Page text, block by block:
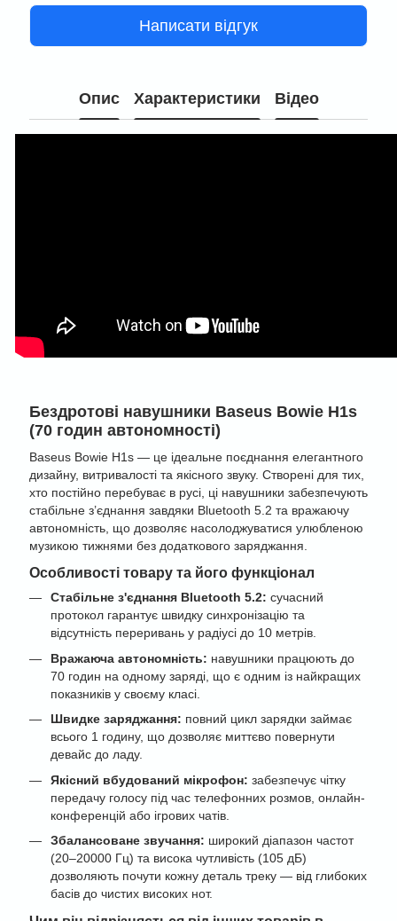
Написати відгук
Опис Характеристики Відео
Бездротові навушники Baseus Bowie H1s
(70 годин автономності)
Baseus Bowie H1s — це ідеальне поєднання елегантного
дизайну, витривалості та якісного звуку. Створені для тих,
хто постійно перебуває в русі, ці навушники забезпечують
стабільне з’єднання завдяки Bluetooth 5.2 та вражаючу
автономність, що дозволяє насолоджуватися улюбленою
музикою тижнями без додаткового заряджання.
Особливості товару та його функціонал
Стабільне з'єднання Bluetooth 5.2: сучасний
протокол гарантує швидку синхронізацію та
відсутність переривань у радіусі до 10 метрів.
Вражаюча автономність: навушники працюють до
70 годин на одному заряді, що є одним із найкращих
показників у своєму класі.
Швидке заряджання: повний цикл зарядки займає
всього 1 годину, що дозволяє миттєво повернути
девайс до ладу.
Якісний вбудований мікрофон: забезпечує чітку
передачу голосу під час телефонних розмов, онлайн-
конференцій або ігрових чатів.
Збалансоване звучання: широкий діапазон частот
(20–20000 Гц) та висока чутливість (105 дБ)
дозволяють почути кожну деталь треку — від глибоких
басів до чистих високих нот.